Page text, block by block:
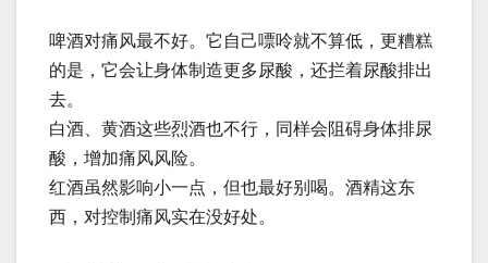
啤酒对痛风最不好。它自己嘌呤就不算低，更糟糕
的是，它会让身体制造更多尿酸，还拦着尿酸排出
去。
白酒、黄酒这些烈酒也不行，同样会阻碍身体排尿
酸，增加痛风风险。
红酒虽然影响小一点，但也最好别喝。酒精这东
西，对控制痛风实在没好处。